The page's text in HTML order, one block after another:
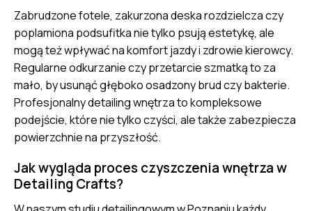
Zabrudzone fotele, zakurzona deska rozdzielcza czy
poplamiona podsufitka nie tylko psują estetykę, ale
mogą też wpływać na komfort jazdy i zdrowie kierowcy.
Regularne odkurzanie czy przetarcie szmatką to za
mało, by usunąć głęboko osadzony brud czy bakterie.
Profesjonalny detailing wnętrza to kompleksowe
podejście, które nie tylko czyści, ale także zabezpiecza
powierzchnie na przyszłość.
Jak wygląda proces czyszczenia wnętrza w
Detailing Crafts?